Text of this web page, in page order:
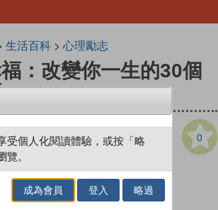
生活百科> 心理勵志
：改變你一生的30個
0
受個人化閱讀體驗，或按「略
覽。
成為會員 登入 略過